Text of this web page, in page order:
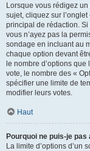
Lorsque vous rédigez
sujet, cliquez sur
principal de rédaction.
vous n’ayez pas la
sondage en incluant au
chaque option devant
le nombre d’options
vote, le nombre des «
spécifier une limite de
modifier leurs votes.
Haut
Pourquoi ne puis-je pas
La limite d’options d’un